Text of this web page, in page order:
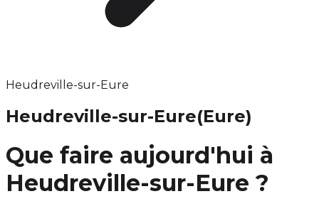
Heudreville-sur-Eure
Heudreville-sur-Eure(Eure)
Que faire aujourd'hui à
Heudreville-sur-Eure ?